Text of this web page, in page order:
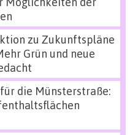
zu Zukunftspläne
Grün und neue
die Münsterstraße: